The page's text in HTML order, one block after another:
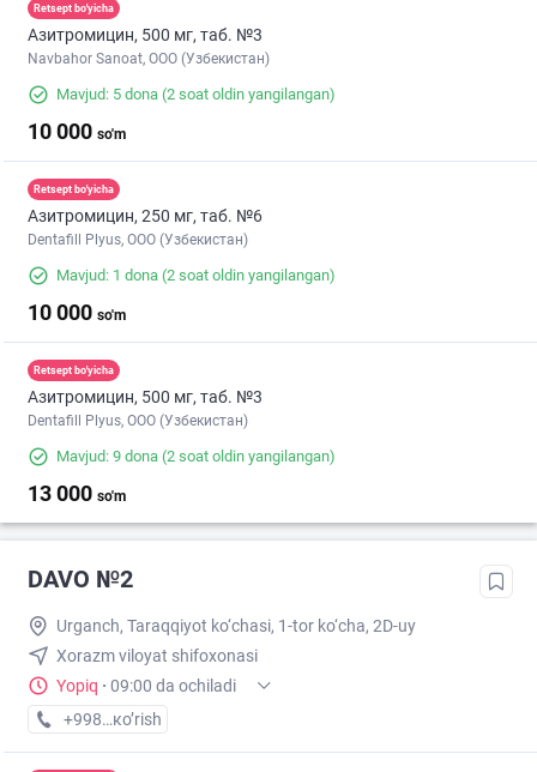
Retsept bo'yicha
Азитромицин, 500 мг, таб. №3
Navbahor Sanoat, ООО (Узбекистан)
Mavjud: 5 dona (2 soat oldin yangilangan)
10 000 so'm
Retsept bo'yicha
Азитромицин, 250 мг, таб. №6
Dentafill Plyus, ООО (Узбекистан)
Mavjud: 1 dona (2 soat oldin yangilangan)
10 000 so'm
Retsept bo'yicha
Азитромицин, 500 мг, таб. №3
Dentafill Plyus, ООО (Узбекистан)
Mavjud: 9 dona (2 soat oldin yangilangan)
13 000 so'm
DAVO №2
Urganch, Taraqqiyot ko‘chasi, 1-tor ko‘cha, 2D-uy
Xorazm viloyat shifoxonasi
Yopiq · 09:00 da ochiladi
+998 (90) XXX-XX-XX
кo’rish